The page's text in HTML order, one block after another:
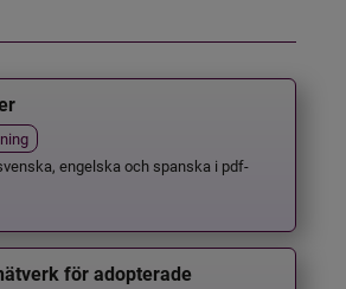
engelska och spanska i pdf-
för adopterade